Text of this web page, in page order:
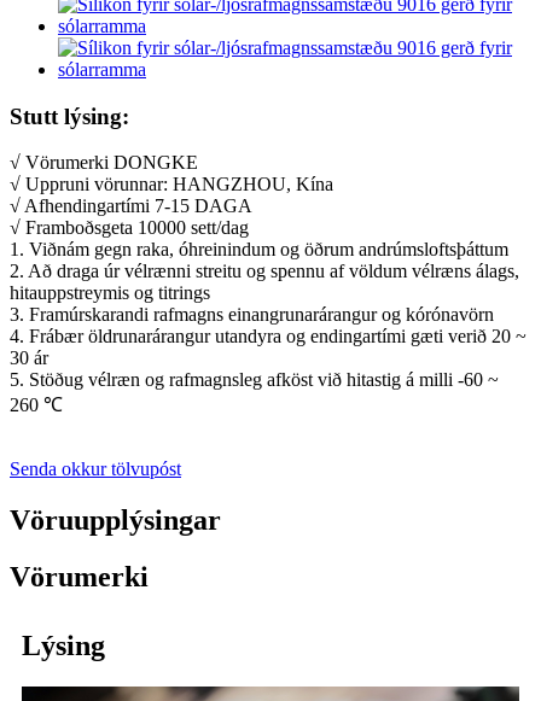
Stutt lýsing:
√ Vörumerki DONGKE
√ Uppruni vörunnar: HANGZHOU, Kína
√ Afhendingartími 7-15 DAGA
√ Framboðsgeta 10000 sett/dag
1. Viðnám gegn raka, óhreinindum og öðrum andrúmsloftsþáttum
2. Að draga úr vélrænni streitu og spennu af völdum vélræns álags,
hitauppstreymis og titrings
3. Framúrskarandi rafmagns einangrunarárangur og kórónavörn
4. Frábær öldrunarárangur utandyra og endingartími gæti verið 20 ~
30 ár
5. Stöðug vélræn og rafmagnsleg afköst við hitastig á milli -60 ~
260 ℃
Senda okkur tölvupóst
Vöruupplýsingar
Vörumerki
Lýsing